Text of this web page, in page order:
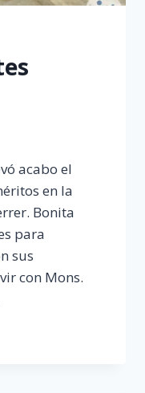
acabo el
en la
Bonita
para
sus
con Mons.